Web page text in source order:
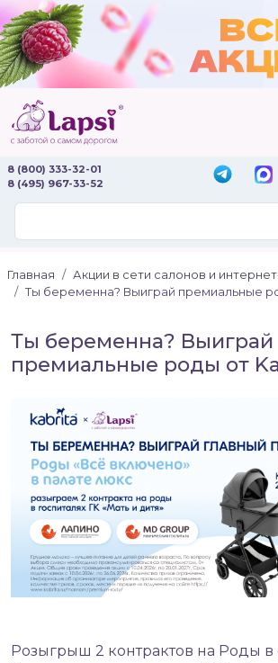
8 (800) 333-32-01
8 (495) 967-33-52
Главная
Акции в сети салонов и
Ты беременна? Выиграй премиальные
Ты беременна? Выиграй
премиальные роды от
Розыгрыш 2 контрактов на Роды